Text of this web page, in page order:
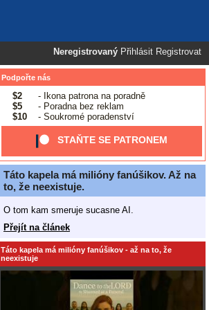
Neregistrovaný Přihlásit Registrovat
Podpořte nás
$2
- Ikona patrona na poradně
$5
- Poradna bez reklam
$10
- Soukromé poradenství
STAŇTE SE PATRONEM
Táto kapela má milióny fanúšikov. Až na
to, že neexistuje.
O tom kam smeruje sucasne AI.
Přejít na článek
Táto kapela má milióny fanúšikov - až na to, že
neexistuje